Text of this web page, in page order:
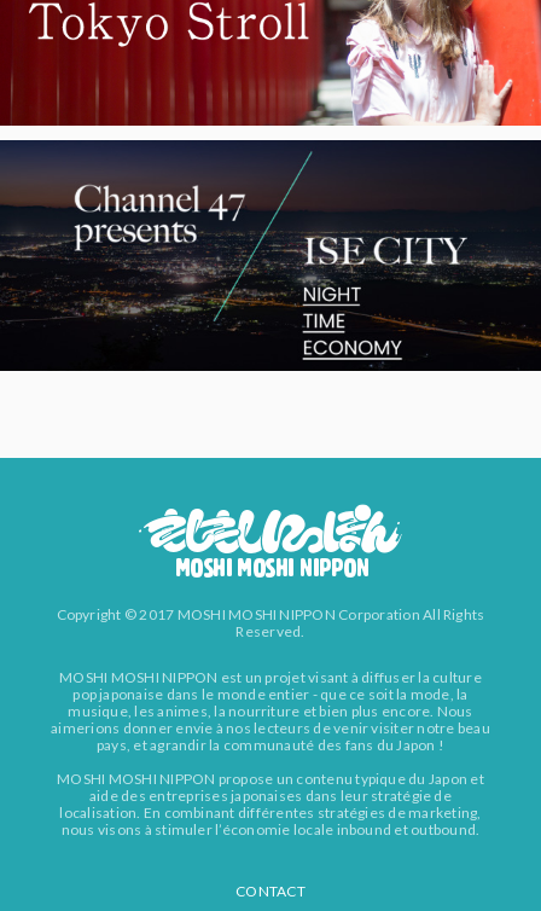
Copyright © 2017 MOSHI MOSHI NIPPON Corporation All Rights
Reserved.
MOSHI MOSHI NIPPON est un projet visant à diffuser la culture
pop japonaise dans le monde entier - que ce soit la mode, la
musique, les animes, la nourriture et bien plus encore. Nous
aimerions donner envie à nos lecteurs de venir visiter notre beau
pays, et agrandir la communauté des fans du Japon !
MOSHI MOSHI NIPPON propose un contenu typique du Japon et
aide des entreprises japonaises dans leur stratégie de
localisation. En combinant différentes stratégies de marketing,
nous visons à stimuler l’économie locale inbound et outbound.
CONTACT